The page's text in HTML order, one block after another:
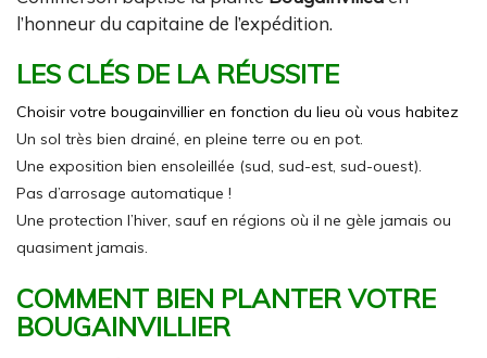
l’honneur du capitaine de l’expédition.
LES CLÉS DE LA RÉUSSITE
Choisir votre bougainvillier en fonction du lieu où vous habitez
Un sol très bien drainé, en pleine terre ou en pot.
Une exposition bien ensoleillée (sud, sud-est, sud-ouest).
Pas d’arrosage automatique !
Une protection l’hiver, sauf en régions où il ne gèle jamais ou
quasiment jamais.
COMMENT BIEN PLANTER VOTRE
BOUGAINVILLIER